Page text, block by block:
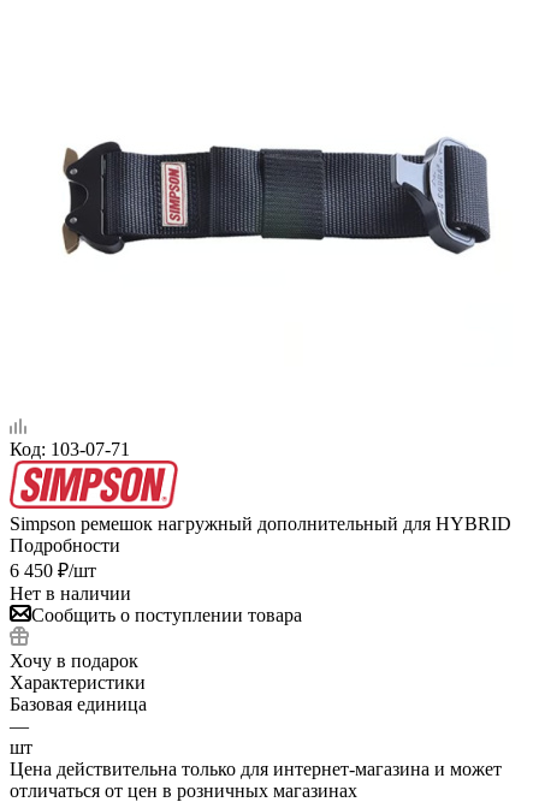
Код: 103-07-71
Simpson ремешок нагружный дополнительный для HYBRID
Подробности
6 450 ₽/шт
Нет в наличии
Сообщить о поступлении товара
Хочу в подарок
Характеристики
Базовая единица
—
шт
Цена действительна только для интернет-магазина и может
отличаться от цен в розничных магазинах